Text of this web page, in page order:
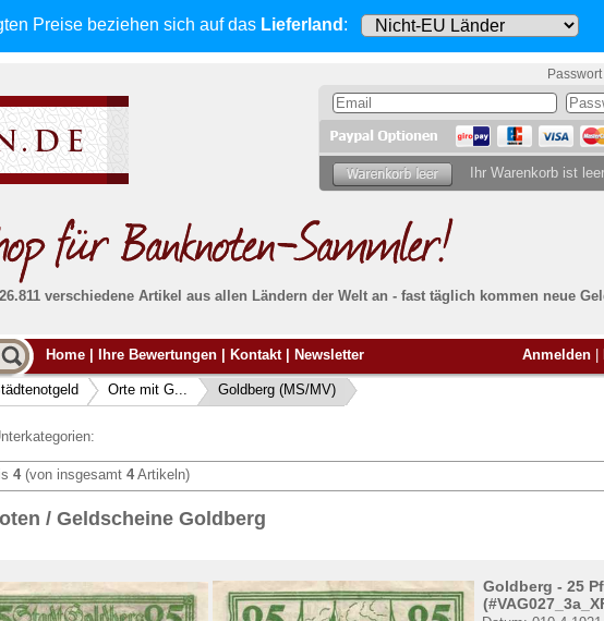
Preise beziehen sich auf das Lieferland :
Ihr Warenkorb ist
verschiedene Artikel aus allen Ländern der Welt an - fast täglich kommen neue
Alle Lieferungen, auch ins Ausland, werden
von uns voll versichert. Sie habenkein Risiko
falls die Sendung verloren geht oder beschädigt
wird.
Absolute Zuverlässigkeit:
Banknoten
Möchten Sie
verkaufen?
Siehier.
Home Ihre Bewertungen Kontakt Newsletter Anmelden
Orte mit G... Goldberg (MS/MV)
4(von insgesamt 4Artikeln)
/ Geldscheine Goldberg
Goldberg - 25